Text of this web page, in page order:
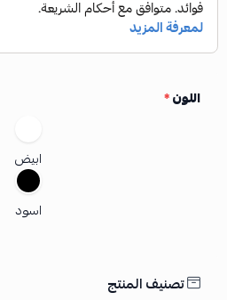
اللون*
ابيض
اسود
تصنيف المنتج